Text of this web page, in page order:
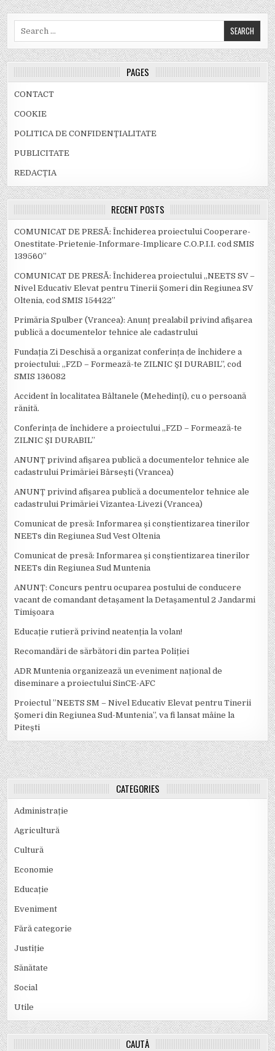
PAGES
CONTACT
COOKIE
POLITICA DE CONFIDENȚIALITATE
PUBLICITATE
REDACȚIA
RECENT POSTS
COMUNICAT DE PRESĂ: Închiderea proiectului Cooperare-
Onestitate-Prietenie-Informare-Implicare C.O.P.I.I. cod SMIS
139560”
COMUNICAT DE PRESĂ: Închiderea proiectului „NEETS SV –
Nivel Educativ Elevat pentru Tinerii Șomeri din Regiunea SV
Oltenia, cod SMIS 154422”
Primăria Spulber (Vrancea): Anunț prealabil privind afișarea
publică a documentelor tehnice ale cadastrului
Fundația Zi Deschisă a organizat conferința de închidere a
proiectului: ,,FZD – Formează-te ZILNIC ȘI DURABIL’’, cod
SMIS 136082
Accident în localitatea Bâltanele (Mehedinți), cu o persoană
rănită.
Conferința de închidere a proiectului ,,FZD – Formează-te
ZILNIC ȘI DURABIL’’
ANUNȚ privind afișarea publică a documentelor tehnice ale
cadastrului Primăriei Bârsești (Vrancea)
ANUNȚ privind afișarea publică a documentelor tehnice ale
cadastrului Primăriei Vizantea-Livezi (Vrancea)
Comunicat de presă: Informarea și conștientizarea tinerilor
NEETs din Regiunea Sud Vest Oltenia
Comunicat de presă: Informarea și conștientizarea tinerilor
NEETs din Regiunea Sud Muntenia
ANUNȚ: Concurs pentru ocuparea postului de conducere
vacant de comandant detașament la Detașamentul 2 Jandarmi
Timișoara
Educație rutieră privind neatenția la volan!
Recomandări de sărbători din partea Poliției
ADR Muntenia organizează un eveniment național de
diseminare a proiectului SinCE-AFC
Proiectul ”NEETS SM – Nivel Educativ Elevat pentru Tinerii
Șomeri din Regiunea Sud-Muntenia”, va fi lansat mâine la
Pitești
CATEGORIES
Administrație
Agricultură
Cultură
Economie
Educație
Eveniment
Fără categorie
Justiție
Sănătate
Social
Utile
CAUTĂ